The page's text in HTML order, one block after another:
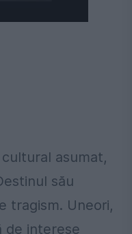
asumat,
său
tragism. Uneori,
de interese